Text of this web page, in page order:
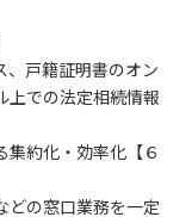
、戸籍証明書のオン
上での法定相続情報
約化・効率化【６
どの窓口業務を一定